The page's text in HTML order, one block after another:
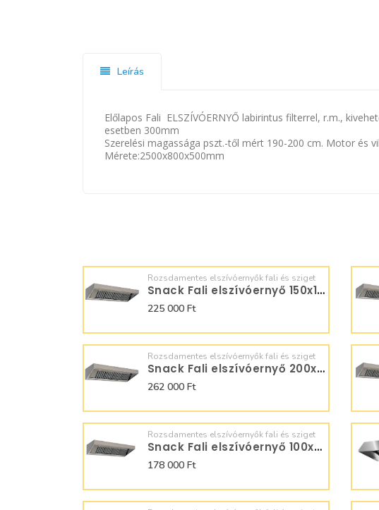
Leírás
Előlapos Fali ELSZÍVÓERNYŐ labirintus filterrel, r.m.,
esetben 300mm
Szerelési magassága pszt.-től mért 190-200 cm. Motor és
Mérete:2500x800x500mm
Rozsdamentes elszívóernyők fali és sziget
Snack Fali elszívóernyő 150x100
225 000 Ft
Rozsdamentes elszívóernyők fali és sziget
Snack Fali elszívóernyő 200x90
262 000 Ft
Rozsdamentes elszívóernyők fali és sziget
Snack Fali elszívóernyő 100x90
178 000 Ft